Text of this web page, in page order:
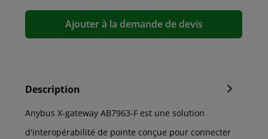
Ajouter à la demande de devis
Description
Anybus X-gateway AB7963-F est une solution
d'interopérabilité de pointe conçue pour connecter